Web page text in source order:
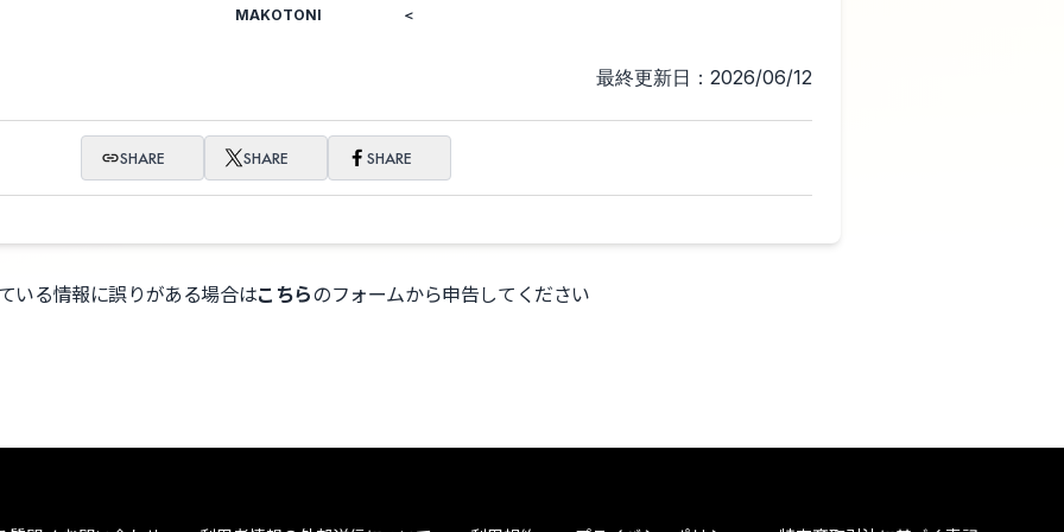
MAKOTONI ＜
最終更新日：2026/06/12
SHARE SHARE SHARE
いる情報に誤りがある場合はこちらのフォームから申告してください